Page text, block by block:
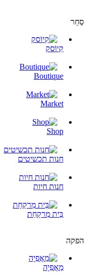
סַחַר
קִיוֹסק
Boutique
Market
Shop
חנות תכשיטים
חנות חיות
בֵּית מִרקַחַת
הפקה
מַאֲפִיָה